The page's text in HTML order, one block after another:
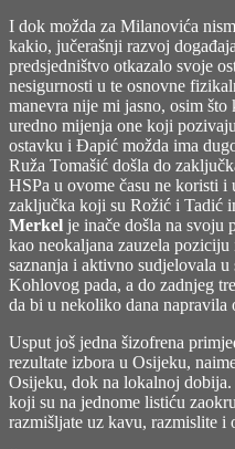
I dok možda za Milanovića
kakio, jučerašnji razvoj
predsjedništvo otkazalo svoje
nesigurnosti u te osnovne
manevra nije mi jasno, osim
uredno mijenja one koji
ostavku i Đapić možda ima
Ruža Tomašić došla do
HSPa u ovome času ne koristi i
zaključka koji su Rožić i Tadić
Merkel je inače došla na svoju
kao neokaljana zauzela
saznanja i aktivno sudjelovala
Kohlovog pada, a do zadnjeg
da bi u nekoliko dana napravila
Usput još jedna šizofrena
rezultate izbora u Osijeku,
Osijeku, dok na lokalnoj dobija.
koji su na jednome listiću
razmišljate uz kavu, razmislite i